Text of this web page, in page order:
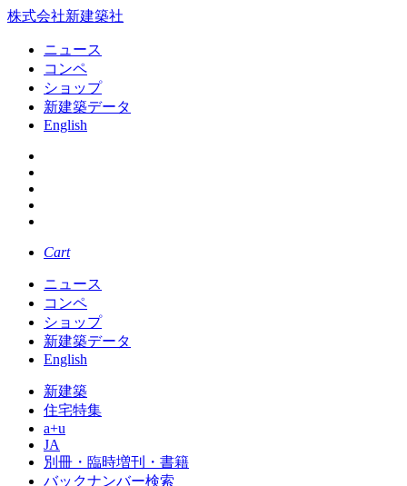
株式会社新建築社
ニュース
コンペ
ショップ
新建築データ
English
Cart
ニュース
コンペ
ショップ
新建築データ
English
新建築
住宅特集
a+u
JA
別冊・臨時増刊・書籍
バックナンバー検索